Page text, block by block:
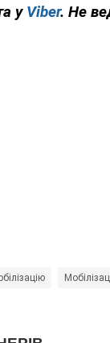
у Viber. Не